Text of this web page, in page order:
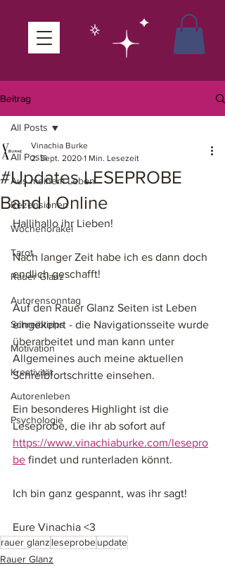
Beitrag
All Posts
Aus meinem Leben
Rezensionen
Wochenorakel
Tarot
Rauer Glanz
Autorensonntag
Schreibtipps
Motivation
Kreativität
Autorenleben
Psychologie
All Posts
#Updates LESEPROBE
Band I Online
Vinachia Burke
2. Sept. 2020 1 Min. Lesezeit
Hallihallo ihr Lieben!
Nach langer Zeit habe ich es dann doch
endlich geschafft!
Auf den Rauer Glanz Seiten ist Leben
eingekehrt - die Navigationsseite wurde
überarbeitet und man kann unter
Allgemeines auch meine aktuellen
Schreibfortschritte einsehen.
Ein besonderes Highlight ist die
Leseprobe, die ihr ab sofort auf
https://www.vinachiaburke.com/lesepro
be findet und runterladen könnt.
Ich bin ganz gespannt, was ihr sagt!
Eure Vinachia <3
rauer glanz leseprobeupdate
Rauer Glanz